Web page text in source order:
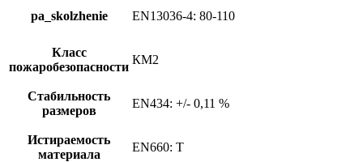
pa_skolzhenie EN13036-4: 80-110
Класс
пожаробезопасности
КМ2
Стабильность
размеров
EN434: +/- 0,11 %
Истираемость
материала
EN660: T